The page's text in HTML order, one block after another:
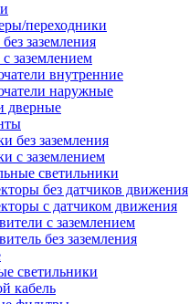
переходники
заземления
заземлением
внутренние
наружные
дверные
без заземления
с заземлением
светильники
без датчиков движения
с датчиком движения
с заземлением
без заземления
светильники
кабель